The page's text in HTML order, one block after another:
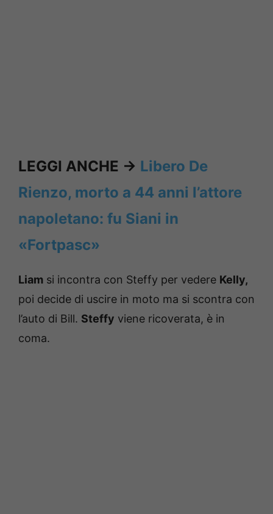
LEGGI ANCHE -> Libero De
Rienzo, morto a 44 anni l’attore
napoletano: fu Siani in
«Fortpasc»
Liam si incontra con Steffy per vedere Kelly,
poi decide di uscire in moto ma si scontra con
l’auto di Bill. Steffy viene ricoverata, è in
coma.